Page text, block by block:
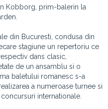
Kobborg, prim-balerin la
din Bucuresti, condusa din
stagiune un repertoriu ce
dans clasic,
de un ansamblu si o
baletului romanesc s-a
a numeroase turnee si
internationale.